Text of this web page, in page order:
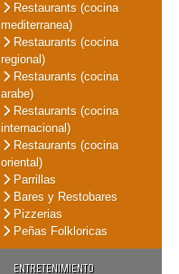
Restaurants (cocina
mediterranea)
Restaurants (cocina
regional)
Restaurants (cocina
arabe)
Restaurants (cocina
internacional)
Restaurants (cocina
oriental)
Parrillas
Bares y Restobares
Pizzerias
Peñas Folkloricas
ENTRETENIMIENTO